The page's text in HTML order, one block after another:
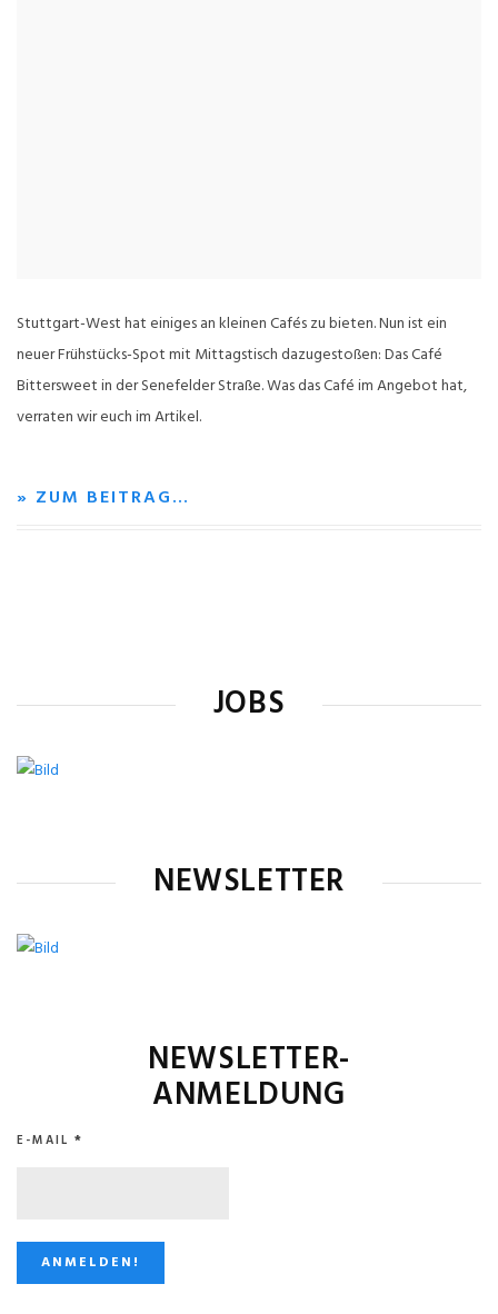
Stuttgart-West hat einiges an kleinen Cafés zu bieten. Nun ist ein
neuer Frühstücks-Spot mit Mittagstisch dazugestoßen: Das Café
Bittersweet in der Senefelder Straße. Was das Café im Angebot hat,
verraten wir euch im Artikel.
» ZUM BEITRAG…
JOBS
NEWSLETTER
NEWSLETTER-
ANMELDUNG
E-MAIL *